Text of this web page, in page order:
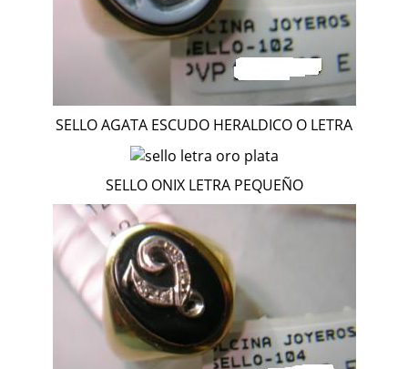
SELLO AGATA ESCUDO HERALDICO O LETRA
SELLO ONIX LETRA PEQUEÑO